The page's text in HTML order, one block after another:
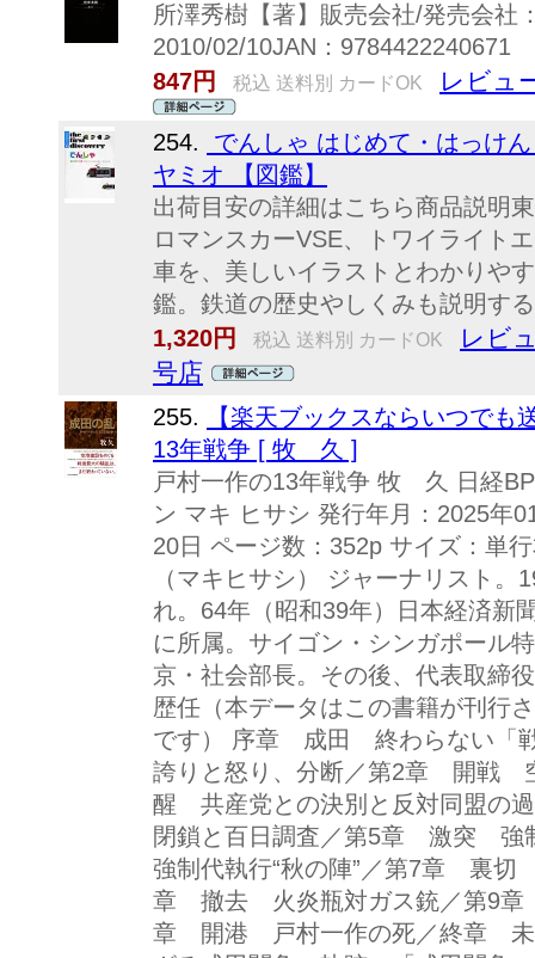
所澤秀樹【著】販売会社/発売会社
2010/02/10JAN：9784422240671
847円
税込 送料別 カードOK レビュ
254.
でんしゃ はじめて・はっけ
ヤミオ 【図鑑】
出荷目安の詳細はこちら商品説明
ロマンスカーVSE、トワイライト
車を、美しいイラストとわかりや
鑑。鉄道の歴史やしくみも説明す
1,320円
税込 送料別 カードOK
レビ
号店
255.
【楽天ブックスならいつで
13年戦争 [ 牧 久 ]
戸村一作の13年戦争 牧 久 日経
ン マキ ヒサシ 発行年月：2025年
20日 ページ数：352p サイズ：単
（マキヒサシ） ジャーナリスト
れ。64年（昭和39年）日本経済新
に所属。サイゴン・シンガポール
京・社会部長。その後、代表取締
歴任（本データはこの書籍が刊行
です） 序章 成田 終わらない
誇りと怒り、分断／第2章 開戦
醒 共産党との決別と反対同盟の
閉鎖と百日調査／第5章 激突
強制代執行“秋の陣”／第7章 裏
章 撤去 火炎瓶対ガス銃／第9章
章 開港 戸村一作の死／終章 未